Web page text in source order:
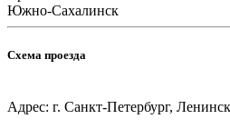
Южно-Сахалинск
Схема проезда
Адрес: г. Санкт-Петербург,